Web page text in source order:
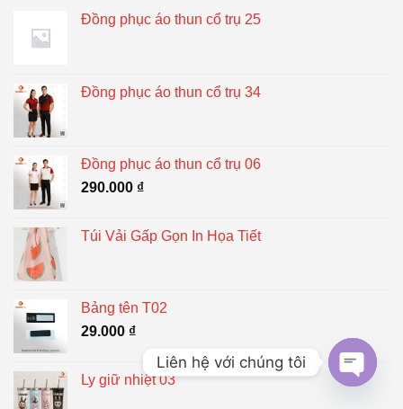
Đồng phục áo thun cổ trụ 25
Đồng phục áo thun cổ trụ 34
Đồng phục áo thun cổ trụ 06
290.000 ₫
Túi Vải Gấp Gọn In Họa Tiết
Bảng tên T02
29.000 ₫
Ly giữ nhiệt 03
Liên hệ với chúng tôi